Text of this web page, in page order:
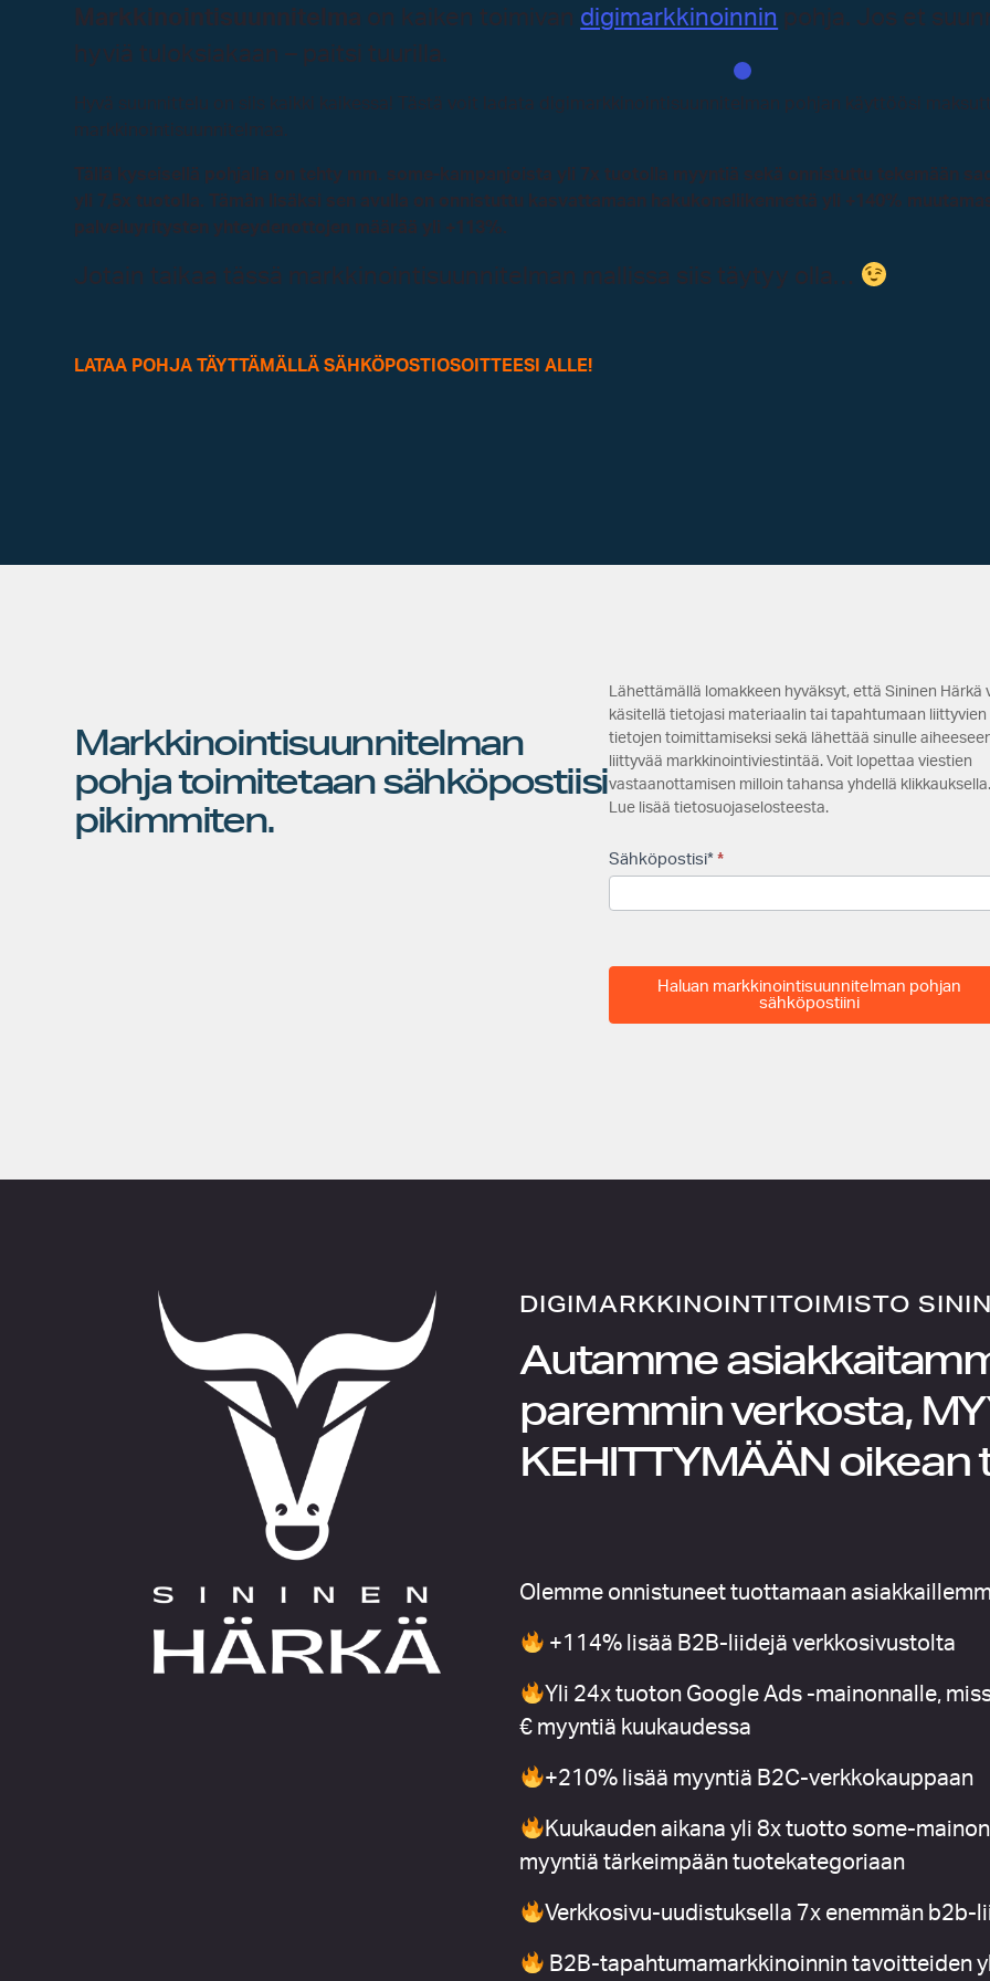
Markkinointisuunnitelma on kaiken toimivan digimarkkinoinnin pohja. Jos et
hyviä tuloksiakaan – paitsi tuurilla.
Hyvä suunnittelu on siis kaikki kaikessa! Tästä voit ladata digimarkkinointisuunnitelman pohjan käyttöösi
markkinointisuunnitelmaa.
Tällä kyseisellä pohjalla on tehty mm. some-kampanjoista yli 7x tuotolla myyntiä sekä onnistuttu tekemään
yli 7,5x tuotolla. Tämän lisäksi sen avulla on onnistuttu kasvattamaan hakukoneliikennettä yli +140%
palveluyritysten yhteydenottojen määrää yli +113%.
Jotain taikaa tässä markkinointisuunnitelman mallissa siis täytyy olla…
LATAA POHJA TÄYTTÄMÄLLÄ SÄHKÖPOSTIOSOITTEESI ALLE!
Markkinointisuunnitelman
pohja toimitetaan sähköpostiisi
pikimmiten.
M
a
r
k
k
i
o
i
u
n
t
u
s
Lähettämällä lomakkeen hyväksyt, että Sininen Härkä
käsitellä tietojasi materiaalin tai tapahtumaan liittyvien
tietojen toimittamiseksi sekä lähettää sinulle
liittyvää markkinointiviestintää. Voit lopettaa viestien
vastaanottamisen milloin tahansa yhdellä klikkauksella.
Lue lisää tietosuojaselosteesta.
Sähköpostisi**
Haluan markkinointisuunnitelman pohjan
sähköpostiini
DIGIMARKKINOINTITOIMISTO
Autamme
paremmin verkosta,
KEHITTYMÄÄN oikean
Olemme onnistuneet tuottamaan
+114% lisää B2B-liidejä verkkosivustolta
Yli 24x tuoton Google Ads -mainonnalle,
€ myyntiä kuukaudessa
+210% lisää myyntiä B2C-verkkokauppaan
Kuukauden aikanayli 8x tuotto some-
myyntiä tärkeimpään tuotekategoriaan
Verkkosivu-uudistuksella 7x enemmän b2b-
B2B-tapahtumamarkkinoinnin tavoitteiden